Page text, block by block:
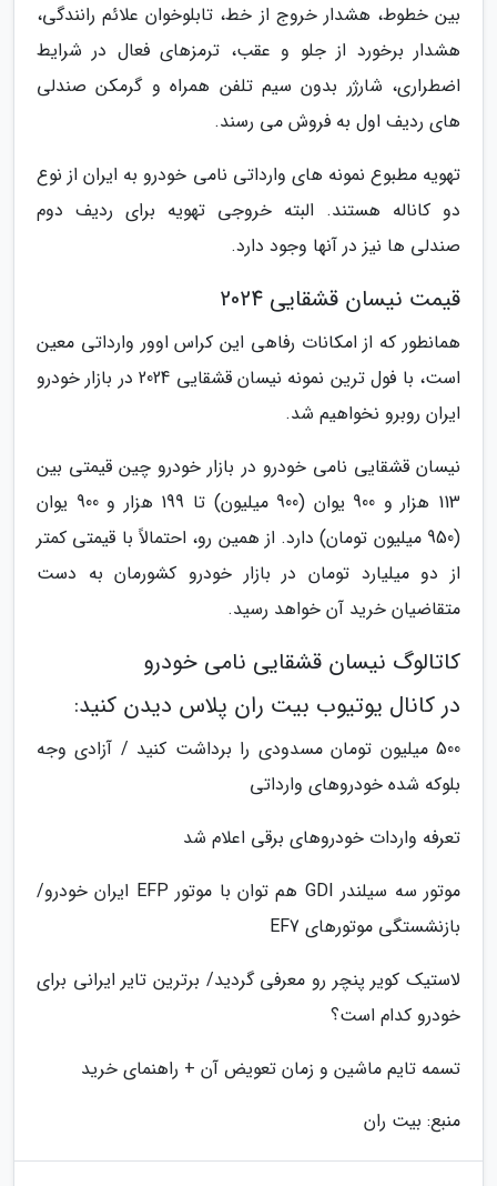
بین خطوط، هشدار خروج از خط، تابلوخوان علائم رانندگی،
هشدار برخورد از جلو و عقب، ترمزهای فعال در شرایط
اضطراری، شارژر بدون سیم تلفن همراه و گرمکن صندلی
های ردیف اول به فروش می رسند.
تهویه مطبوع نمونه های وارداتی نامی خودرو به ایران از نوع
دو کاناله هستند. البته خروجی تهویه برای ردیف دوم
صندلی ها نیز در آنها وجود دارد.
قیمت نیسان قشقایی 2024
همانطور که از امکانات رفاهی این کراس اوور وارداتی معین
است، با فول ترین نمونه نیسان قشقایی 2024 در بازار خودرو
ایران روبرو نخواهیم شد.
نیسان قشقایی نامی خودرو در بازار خودرو چین قیمتی بین
113 هزار و 900 یوان (900 میلیون) تا 199 هزار و 900 یوان
(950 میلیون تومان) دارد. از همین رو، احتمالاً با قیمتی کمتر
از دو میلیارد تومان در بازار خودرو کشورمان به دست
متقاضیان خرید آن خواهد رسید.
کاتالوگ نیسان قشقایی نامی خودرو
در کانال یوتیوب بیت ران پلاس دیدن کنید:
500 میلیون تومان مسدودی را برداشت کنید / آزادی وجه
بلوکه شده خودروهای وارداتی
تعرفه واردات خودروهای برقی اعلام شد
موتور سه سیلندر GDI هم توان با موتور EFP ایران خودرو/
بازنشستگی موتورهای EF7
لاستیک کویر پنچر رو معرفی گردید/ برترین تایر ایرانی برای
خودرو کدام است؟
تسمه تایم ماشین و زمان تعویض آن + راهنمای خرید
منبع: بیت ران